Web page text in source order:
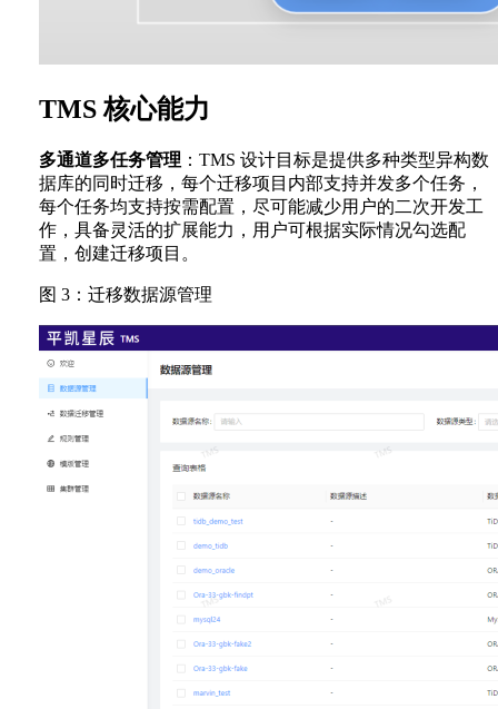
TMS 核心能力
多通道多任务管理 ：TMS 设计目标是提供多种类型异构数
据库的同时迁移，每个迁移项目内部支持并发多个任务，
每个任务均支持按需配置，尽可能减少用户的二次开发工
作，具备灵活的扩展能力，用户可根据实际情况勾选配
置，创建迁移项目。
图 3：迁移数据源管理